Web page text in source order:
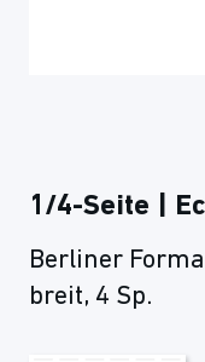
1/4-Seite |
Berliner
breit, 4 Sp.